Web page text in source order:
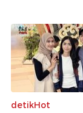
detikHot